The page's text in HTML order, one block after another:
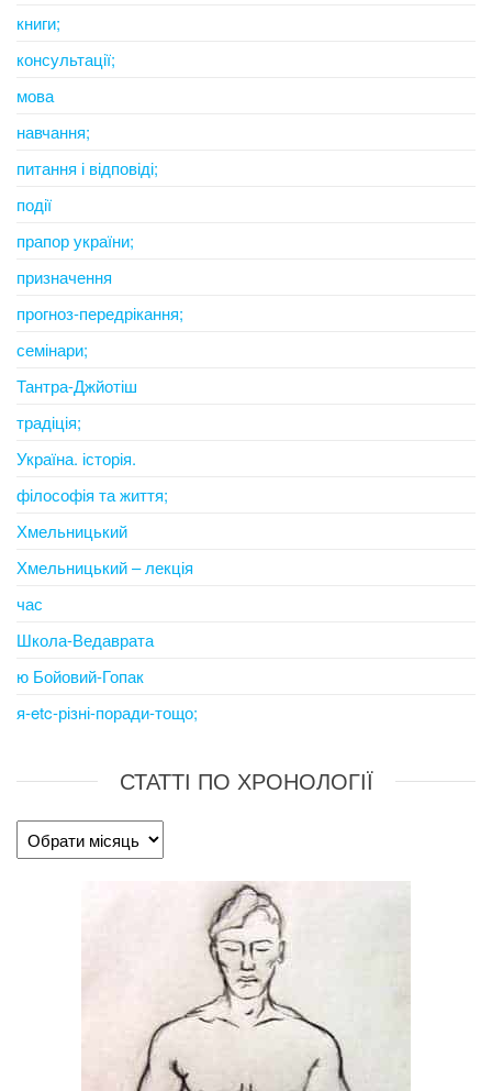
книги;
консультації;
мова
навчання;
питання і відповіді;
події
прапор україни;
призначення
прогноз-передрікання;
семінари;
Тантра-Джйотіш
традіція;
Україна. історія.
філософія та життя;
Хмельницький
Хмельницький – лекція
час
Школа-Ведаврата
ю Бойовий-Гопак
я-etc-різні-поради-тощо;
СТАТТІ ПО ХРОНОЛОГІЇ
Статті
по